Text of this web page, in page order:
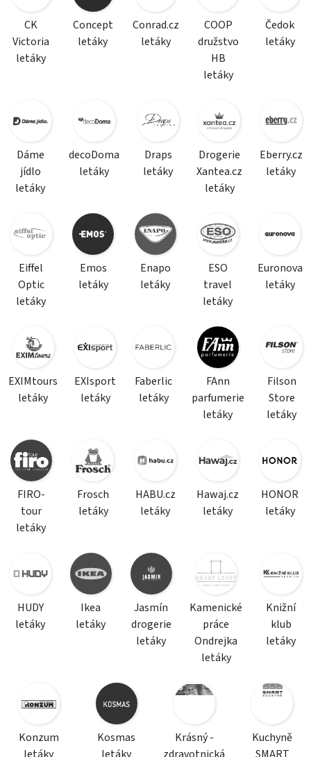
CK
Victoria
letáky
Concept
letáky
Conrad.cz
letáky
COOP
družstvo
HB
letáky
Čedok
letáky
Dáme
jídlo
letáky
decoDoma
letáky
Draps
letáky
Drogerie
Xantea.cz
letáky
Eberry.cz
letáky
Eiffel
Optic
letáky
Emos
letáky
Enapo
letáky
ESO
travel
letáky
Euronova
letáky
EXIMtours
letáky
EXIsport
letáky
Faberlic
letáky
FAnn
parfumerie
letáky
Filson
Store
letáky
FIRO-
tour
letáky
Frosch
letáky
HABU.cz
letáky
Hawaj.cz
letáky
HONOR
letáky
HUDY
letáky
Ikea
letáky
Jasmín
drogerie
letáky
Kamenické
práce
Ondrejka
letáky
Knižní
klub
letáky
Konzum
Kosmas
Krásný -
Kuchyně